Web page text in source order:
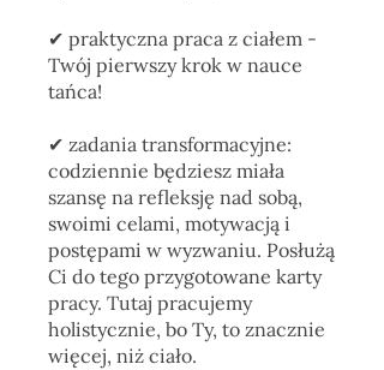
✔︎ praktyczna praca z ciałem -
Twój pierwszy krok w nauce
tańca!
✔︎ zadania transformacyjne:
codziennie będziesz miała
szansę na refleksję nad sobą,
swoimi celami, motywacją i
postępami w wyzwaniu. Posłużą
Ci do tego przygotowane karty
pracy. Tutaj pracujemy
holistycznie, bo Ty, to znacznie
więcej, niż ciało.